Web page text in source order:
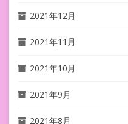
2021年12月
2021年11月
2021年10月
2021年9月
2021年8月